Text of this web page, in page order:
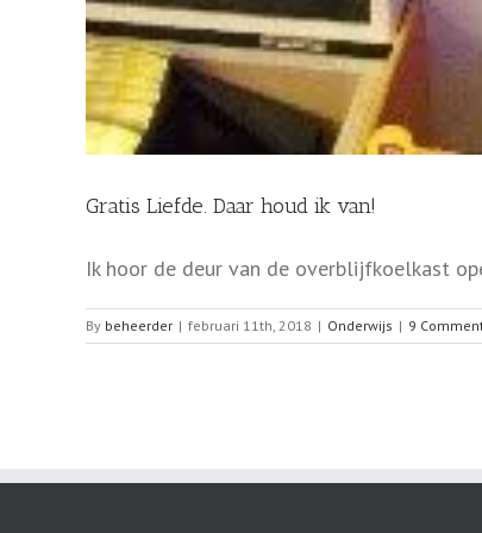
Gratis Liefde. Daar houd ik van!
Ik hoor de deur van de overblijfkoelkast
By beheerder | februari 11th, 2018 | Onderwijs | 9